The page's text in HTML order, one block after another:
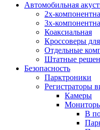
Автомобильная
2х-
3х-
Коаксиальная
Кроссоверы
Отдельные
Штатные
Безопасность
Парктроники
Регистраторы
Камеры
В